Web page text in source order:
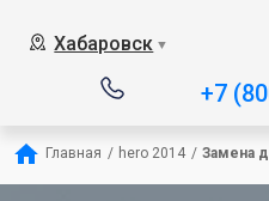
Хабаровск ▼
+7
Главная / hero 2014 / Замена